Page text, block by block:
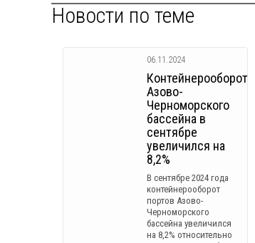
Новости по теме
06.11.2024
Контейнерооборот
Азово-
Черноморского
бассейна в
сентябре
увеличился на
8,2%
В сентябре 2024 года
контейнерооборот
портов Азово-
Черноморского
бассейна увеличился
на 8,2% относительно